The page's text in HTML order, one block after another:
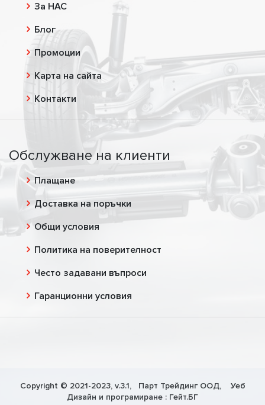
За НАС
Блог
Промоции
Карта на сайта
Контакти
Обслужване на клиенти
Плащане
Доставка на поръчки
Общи условия
Политика на поверителност
Често задавани въпроси
Гаранционни условия
Copyright © 2021-2023, v.3.1, Парт Трейдинг ООД, Уеб
Дизайн и програмиране : Гейт.БГ